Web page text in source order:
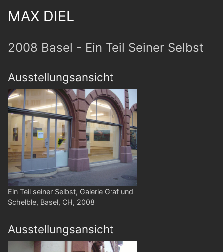
MAX DIEL
2008 Basel - Ein Teil Seiner Selbst
Ausstellungsansicht
Ein Teil seiner Selbst, Galerie Graf und
Schelble, Basel, CH, 2008
Ausstellungsansicht